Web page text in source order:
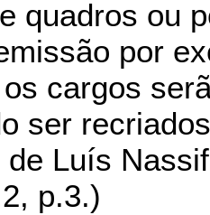
quadros ou
por
cargos
ser
de Luís
p.3.)